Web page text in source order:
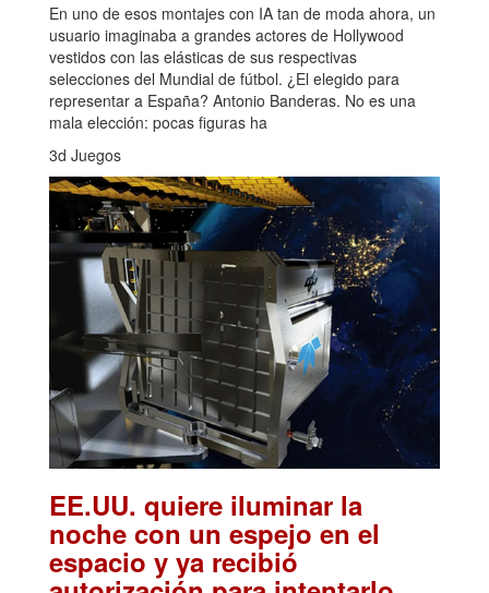
En uno de esos montajes con IA tan de moda ahora, un
usuario imaginaba a grandes actores de Hollywood
vestidos con las elásticas de sus respectivas
selecciones del Mundial de fútbol. ¿El elegido para
representar a España? Antonio Banderas. No es una
mala elección: pocas figuras ha
3d Juegos
EE.UU. quiere iluminar la
noche con un espejo en el
espacio y ya recibió